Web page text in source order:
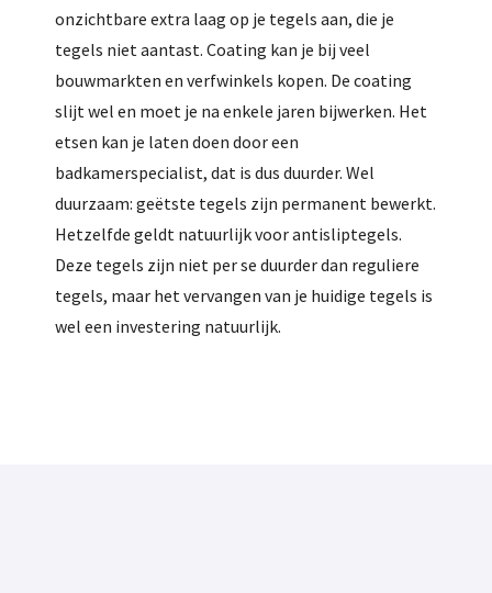
onzichtbare extra laag op je tegels aan, die je
tegels niet aantast. Coating kan je bij veel
bouwmarkten en verfwinkels kopen. De coating
slijt wel en moet je na enkele jaren bijwerken. Het
etsen kan je laten doen door een
badkamerspecialist, dat is dus duurder. Wel
duurzaam: geëtste tegels zijn permanent bewerkt.
Hetzelfde geldt natuurlijk voor antisliptegels.
Deze tegels zijn niet per se duurder dan reguliere
tegels, maar het vervangen van je huidige tegels is
wel een investering natuurlijk.